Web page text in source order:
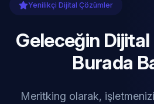
Yenilikçi Dijital Çözümler
Geleceğin Dijital
Burada
Meritking olarak,